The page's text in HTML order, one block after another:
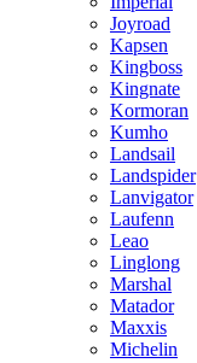
Joyroad
Kapsen
Kingboss
Kingnate
Kormoran
Kumho
Landsail
Landspider
Lanvigator
Laufenn
Leao
Linglong
Marshal
Matador
Maxxis
Michelin